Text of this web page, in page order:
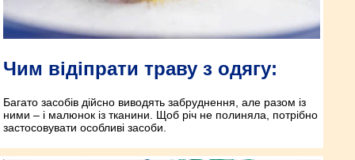
Чим відіпрати траву з одягу:
Багато засобів дійсно виводять забруднення, але разом із
ними – і малюнок із тканини. Щоб річ не полиняла, потрібно
застосовувати особливі засоби.